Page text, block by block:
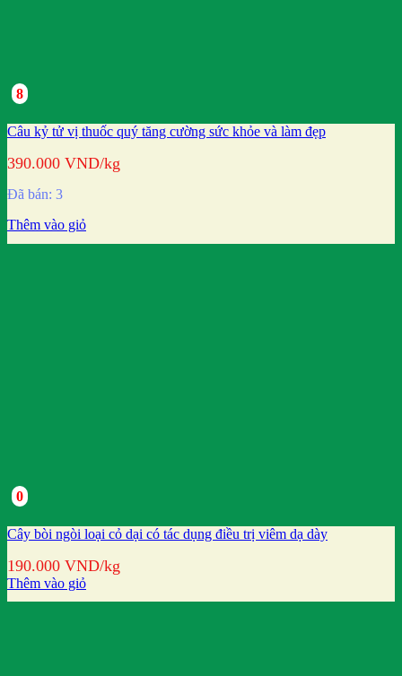
8
Câu kỷ tử vị thuốc quý tăng cường sức khỏe và làm đẹp
390.000 VND/kg
Đã bán: 3
Thêm vào giỏ
0
Cây bòi ngòi loại cỏ dại có tác dụng điều trị viêm dạ dày
190.000 VND/kg
Thêm vào giỏ